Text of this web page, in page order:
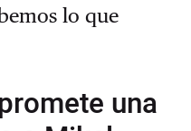
lo que
una